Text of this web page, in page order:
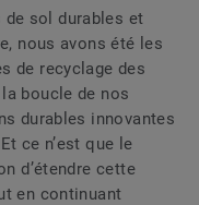
de sol durables et
nous avons été les
de recyclage des
boucle de nos
durables innovantes
ce n’est que le
d’étendre cette
en continuant